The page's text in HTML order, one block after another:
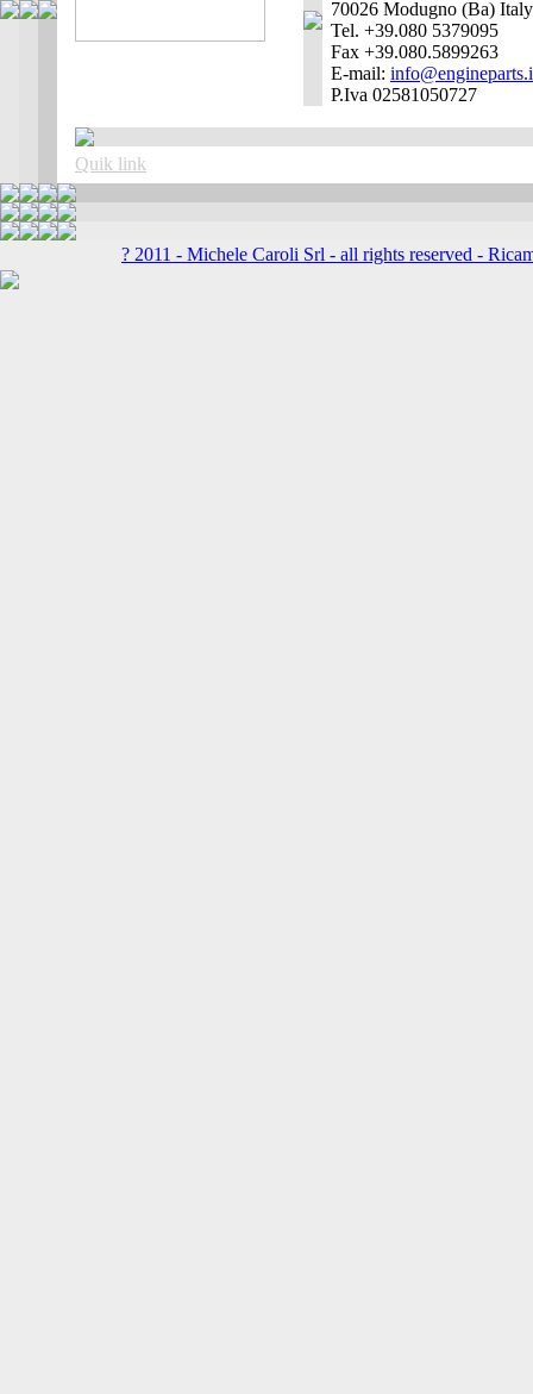
70026 Modugno (Ba) Italy
Tel. +39.080 5379095
Fax +39.080.5899263
E-mail:
P.Iva 02581050727
Quik link
? 2011 - Michele Caroli Srl - all rights reserved -